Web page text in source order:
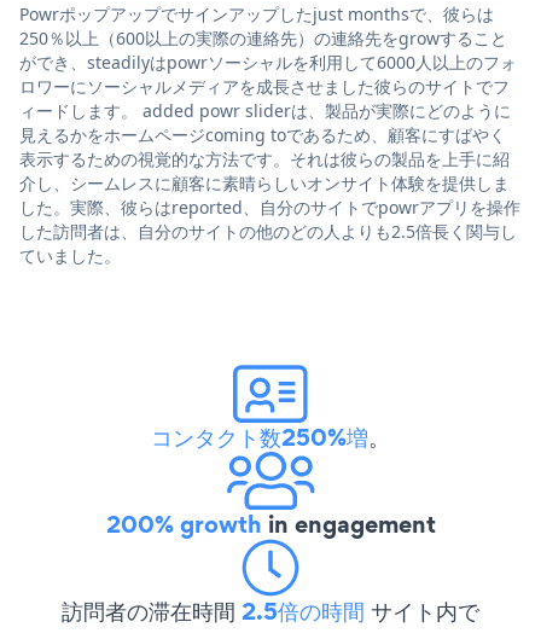
Powrポップアップでサインアップしたjust monthsで、彼らは
250％以上（600以上の実際の連絡先）の連絡先をgrowすること
ができ、steadilyはpowrソーシャルを利用して6000人以上のフォ
ロワーにソーシャルメディアを成長させました彼らのサイトでフ
ィードします。 added powr sliderは、製品が実際にどのように
見えるかをホームページcoming toであるため、顧客にすばやく
表示するための視覚的な方法です。それは彼らの製品を上手に紹
介し、シームレスに顧客に素晴らしいオンサイト体験を提供しま
した。実際、彼らはreported、自分のサイトでpowrアプリを操作
した訪問者は、自分のサイトの他のどの人よりも2.5倍長く関与し
ていました。
コンタクト数250%増。
200% growth in engagement
訪問者の滞在時間 2.5倍の時間 サイト内で